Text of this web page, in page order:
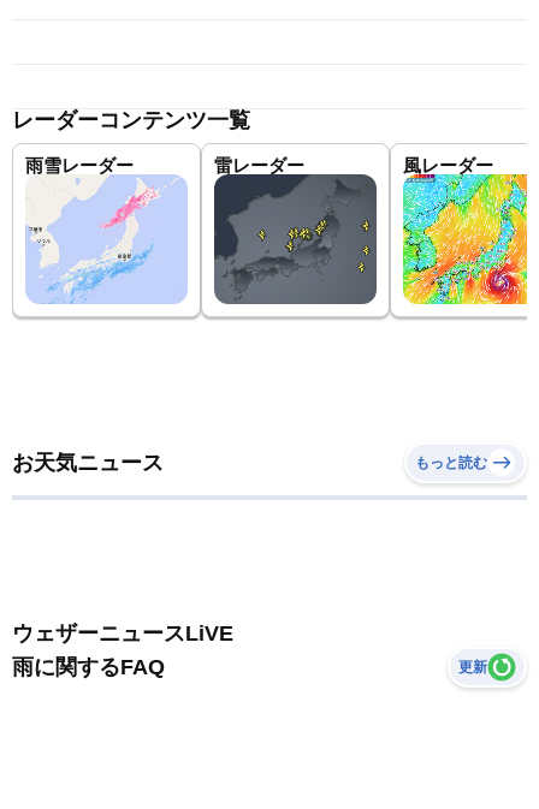
レーダーコンテンツ一覧
雨雪レーダー 雷レーダー 風レーダー
お天気ニュース もっと読む
ウェザーニュースLiVE
雨に関するFAQ
更新